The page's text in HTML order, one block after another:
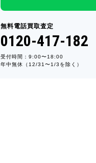
無料電話買取査定
0120-417-182
受付時間：9:00〜18:00
年中無休（12/31〜1/3を除く）